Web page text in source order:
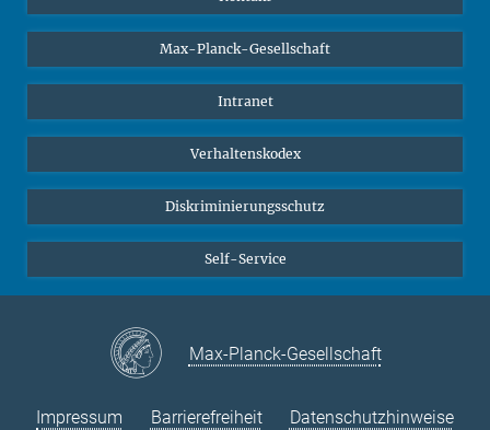
Schüler*innen
Öffentlichkeit
Alumnae | Alumni
Max-Planck-Gesellschaft
Intranet
Verhaltenskodex
Diskriminierungsschutz
Self-Service
Max-Planck-Gesellschaft
Impressum Barrierefreiheit Datenschutzhinweise